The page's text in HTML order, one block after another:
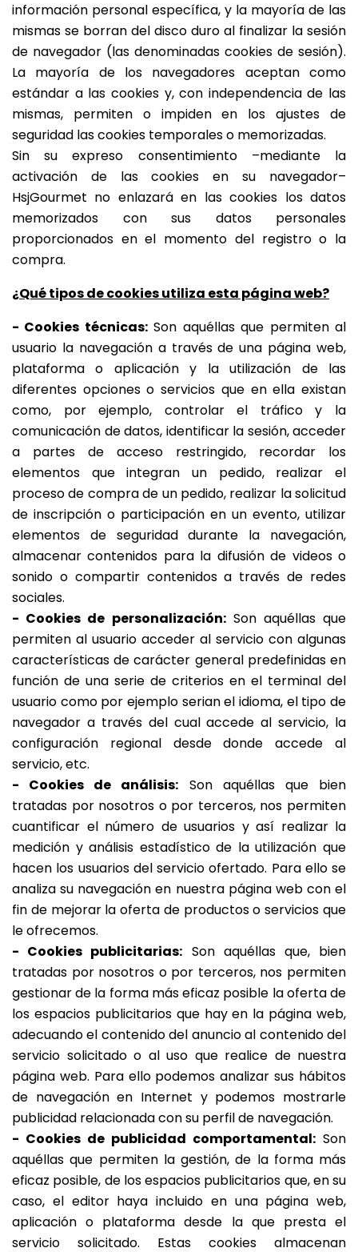
información personal específica, y la mayoría de las
mismas se borran del disco duro al finalizar la sesión
de navegador (las denominadas cookies de sesión).
La mayoría de los navegadores aceptan como
estándar a las cookies y, con independencia de las
mismas, permiten o impiden en los ajustes de
seguridad las cookies temporales o memorizadas.
Sin su expreso consentimiento –mediante la
activación de las cookies en su navegador–
HsjGourmet no enlazará en las cookies los datos
memorizados con sus datos personales
proporcionados en el momento del registro o la
compra.
¿Qué tipos de cookies utiliza esta página web?
- Cookies técnicas:Son aquéllas que permiten al
usuario la navegación a través de una página web,
plataforma o aplicación y la utilización de las
diferentes opciones o servicios que en ella existan
como, por ejemplo, controlar el tráfico y la
comunicación de datos, identificar la sesión, acceder
a partes de acceso restringido, recordar los
elementos que integran un pedido, realizar el
proceso de compra de un pedido, realizar la solicitud
de inscripción o participación en un evento, utilizar
elementos de seguridad durante la navegación,
almacenar contenidos para la difusión de videos o
sonido o compartir contenidos a través de redes
sociales.
- Cookies de personalización:Son aquéllas que
permiten al usuario acceder al servicio con algunas
características de carácter general predefinidas en
función de una serie de criterios en el terminal del
usuario como por ejemplo serian el idioma, el tipo de
navegador a través del cual accede al servicio, la
configuración regional desde donde accede al
servicio, etc.
- Cookies de análisis:
Son aquéllas que bien
tratadas por nosotros o por terceros, nos permiten
cuantificar el número de usuarios y así realizar la
medición y análisis estadístico de la utilización que
hacen los usuarios del servicio ofertado. Para ello se
analiza su navegación en nuestra página web con el
fin de mejorar la oferta de productos o servicios que
le ofrecemos.
- Cookies publicitarias: Son aquéllas que, bien
tratadas por nosotros o por terceros, nos permiten
gestionar de la forma más eficaz posible la oferta de
los espacios publicitarios que hay en la página web,
adecuando el contenido del anuncio al contenido del
servicio solicitado o al uso que realice de nuestra
página web. Para ello podemos analizar sus hábitos
de navegación en Internet y podemos mostrarle
publicidad relacionada con su perfil de navegación.
- Cookies de publicidad comportamental: Son
aquéllas que permiten la gestión, de la forma más
eficaz posible, de los espacios publicitarios que, en su
caso, el editor haya incluido en una página web,
aplicación o plataforma desde la que presta el
servicio solicitado. Estas cookies almacenan